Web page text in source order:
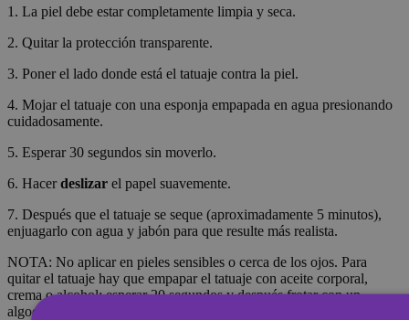
1. La piel debe estar completamente limpia y seca.
2. Quitar la protección transparente.
3. Poner el lado donde está el tatuaje contra la piel.
4. Mojar el tatuaje con una esponja empapada en agua presionando
cuidadosamente.
5. Esperar 30 segundos sin moverlo.
6. Hacerdeslizar el papel suavemente.
7. Después que el tatuaje se seque (aproximadamente 5 minutos),
enjuagarlo con agua y jabón para que resulte más realista.
NOTA: No aplicar en pieles sensibles o cerca de los ojos. Para
quitar el tatuaje hay que empapar el tatuaje con aceite corporal,
crema o alcohol; esperar 20 segundos y después frotar con un
algodón.